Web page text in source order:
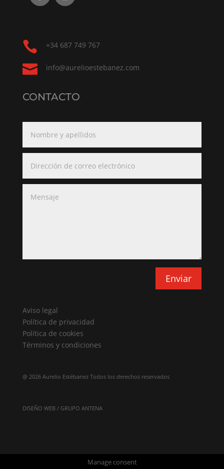
 +34 687 749 767
 info@aurelioestebanez.com
CONTACTO
Enviar
Aviso legal
Política de privacidad
Política de cookies
Términos y condiciones
@ 2026 Aurelio Estébanez Todos los derechos reservados
DISEÑO WEB / GRUPO ANTENA
Manage consent